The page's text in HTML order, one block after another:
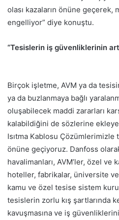
olası kazaların önüne geçerek,
engelliyor” diye konuştu.
“Tesislerin iş güvenliklerinin
Birçok işletme, AVM ya da
ya da buzlanmaya bağlı
oluşabilecek maddi zararları
kalabildiğini de sözlerine
Isıtma Kablosu Çözümlerimizle
önüne geçiyoruz. Danfoss
havalimanları, AVM’ler, özel ve
hoteller, fabrikalar, üniversite
kamu ve özel tesise sistem
tesislerin zorlu kış şartlarında
kavuşmasına ve iş